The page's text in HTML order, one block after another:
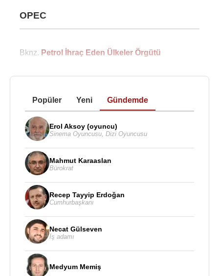
OPEC
Bknz. Petrol İhraç Eden Ülkeler Örgütü
Popüler Yeni Gündemde
Erol Aksoy (oyuncu)
Sinema Oyuncusu Dizi Oyuncusu
Mahmut Karaaslan
Bürokrat
Recep Tayyip Erdoğan
Cumhurbaşkanı
Necat Gülseven
İş adamı
Medyum Memiş